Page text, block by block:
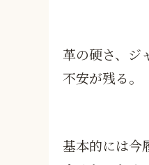
革の硬さ、ジ
不安が残る。
基本的には今